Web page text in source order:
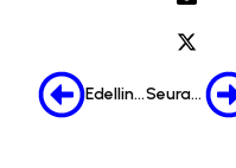
Edellinen Seuraava